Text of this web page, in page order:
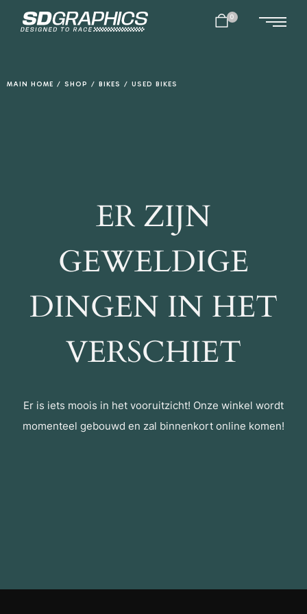
0
MAIN HOME / SHOP / BIKES / USED BIKES
ER ZIJN
GEWELDIGE
DINGEN IN HET
VERSCHIET
Er is iets moois in het vooruitzicht! Onze winkel wordt
momenteel gebouwd en zal binnenkort online komen!